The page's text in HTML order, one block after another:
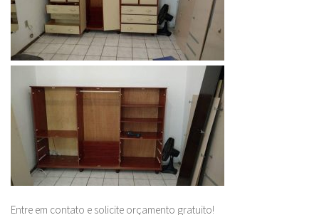
Entre em contato e solicite orçamento gratuito!